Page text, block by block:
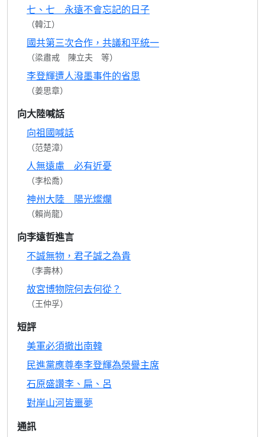
七、七 永遠不會忘記的日子
（韓江）
國共第三次合作，共議和平統一
（梁肅戒 陳立夫 等）
李登輝遭人潑墨事件的省思
（姜思章）
向大陸喊話
向祖國喊話
（范楚漳）
人無遠慮 必有近憂
（李松喬）
神州大陸 陽光燦爛
（賴尚龍）
向李遠哲進言
不誠無物，君子誠之為貴
（李壽林）
故宮博物院何去何從？
（王仲孚）
短評
美軍必須撤出南韓
民進黨應尊奉李登輝為榮譽主席
石原盛讚李、扁、呂
對岸山河皆噩夢
通訊